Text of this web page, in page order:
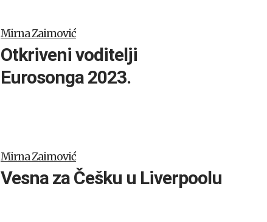
Mirna Zaimović
Otkriveni voditelji
Eurosonga 2023.
Mirna Zaimović
Vesna za Češku u Liverpoolu